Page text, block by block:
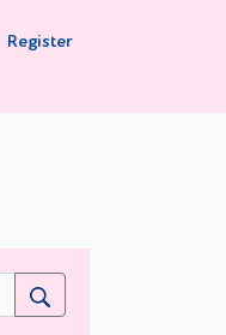
Register